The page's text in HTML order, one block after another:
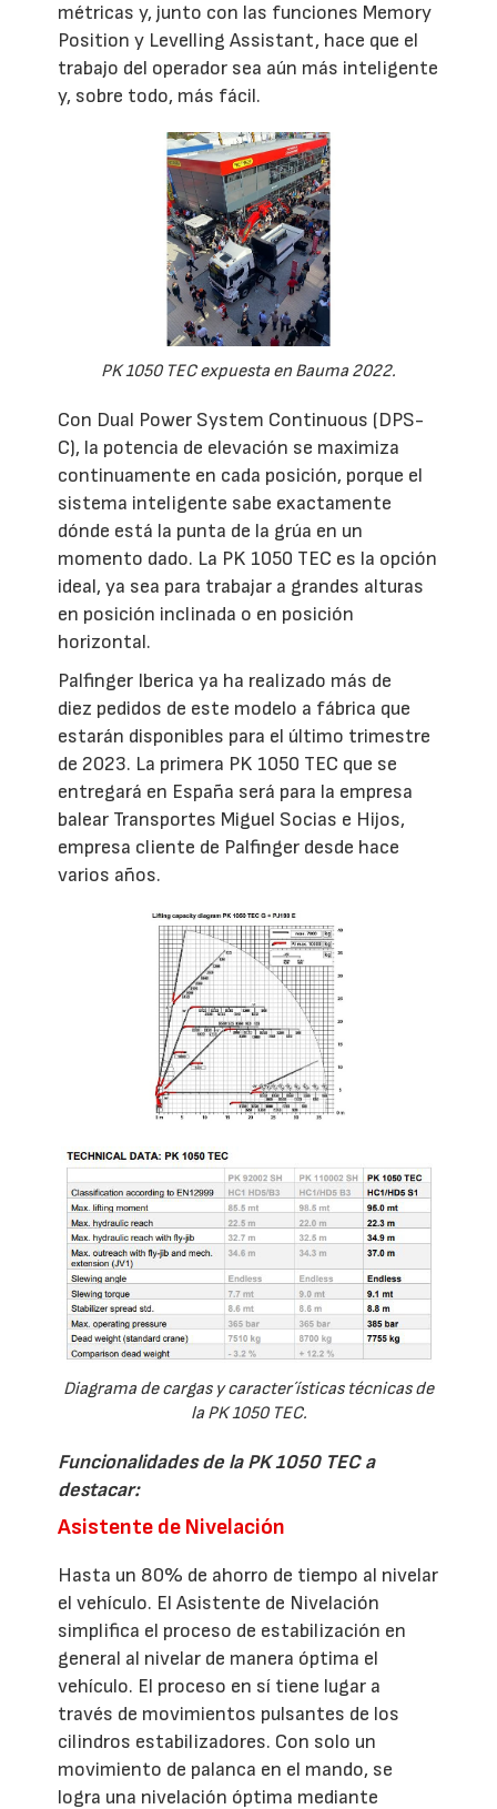
métricas y, junto con las funciones Memory
Position y Levelling Assistant, hace que el
trabajo del operador sea aún más inteligente
y, sobre todo, más fácil.
PK 1050 TEC expuesta en Bauma 2022.
Con Dual Power System Continuous (DPS-
C), la potencia de elevación se maximiza
continuamente en cada posición, porque el
sistema inteligente sabe exactamente
dónde está la punta de la grúa en un
momento dado. La PK 1050 TEC es la opción
ideal, ya sea para trabajar a grandes alturas
en posición inclinada o en posición
horizontal.
Palfinger Iberica ya ha realizado más de
diez pedidos de este modelo a fábrica que
estarán disponibles para el último trimestre
de 2023. La primera PK 1050 TEC que se
entregará en España será para la empresa
balear Transportes Miguel Socias e Hijos,
empresa cliente de Palfinger desde hace
varios años.
Diagrama de cargas y caracter´ísticas técnicas de
la PK 1050 TEC.
Funcionalidades de la PK 1050 TEC a
destacar:
Asistente de Nivelación
Hasta un 80% de ahorro de tiempo al nivelar
el vehículo. El Asistente de Nivelación
simplifica el proceso de estabilización en
general al nivelar de manera óptima el
vehículo. El proceso en sí tiene lugar a
través de movimientos pulsantes de los
cilindros estabilizadores. Con solo un
movimiento de palanca en el mando, se
logra una nivelación óptima mediante